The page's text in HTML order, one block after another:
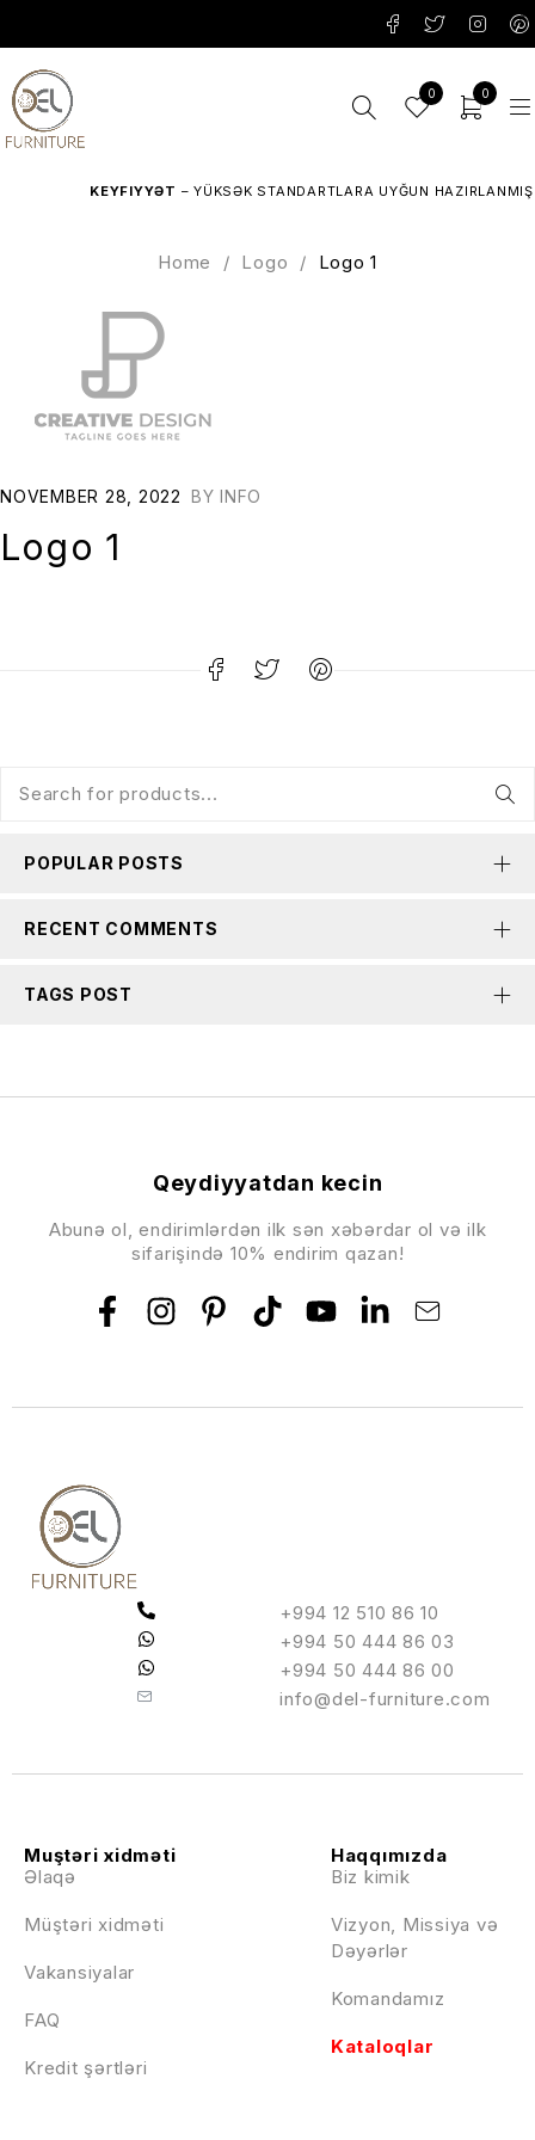
0 0
KEYFIYYƏT– YÜKSƏK STANDARTLARA UYĞUN HAZIRLANMIŞ
Home / Logo / Logo 1
NOVEMBER 28, 2022 BY INFO
Logo 1
POPULAR POSTS
RECENT COMMENTS
TAGS POST
+994 12 510 86 10
+994 50 444 86 03
+994 50 444 86 00
info@del-furniture.com
Haqqımızda
Biz kimik
Vizyon, Missiya və
Dəyərlər
Komandamız
Kataloqlar
Muştəri xidməti
Əlaqə
Müştəri xidməti
Vakansiyalar
FAQ
Kredit şərtləri
Qeydiyyatdan kecin
Abunə ol, endirimlərdən ilk sən xəbərdar ol və ilk
sifarişində 10% endirim qazan!